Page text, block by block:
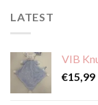
LATEST
VIB
€15,99